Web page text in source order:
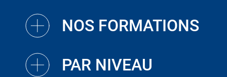
NOS FORMATIONS
PAR NIVEAU